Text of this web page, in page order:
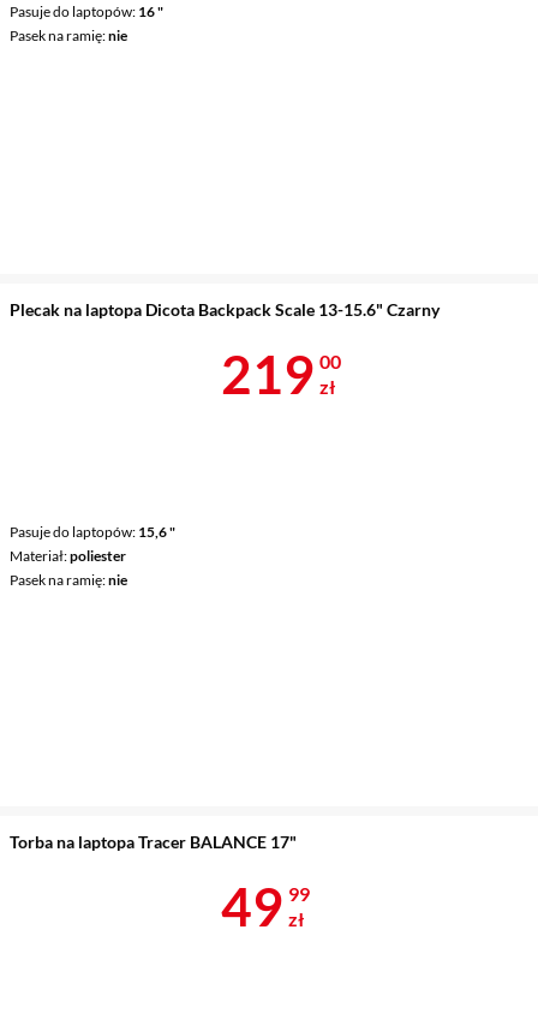
Pasuje do laptopów 16 "
Pasek na ramię nie
Plecak na laptopa Dicota Backpack Scale 13-15.6" Czarny
Pasuje do laptopów 15,6 "
Materiał poliester
Pasek na ramię nie
Cena 219 zł
219 00
zł
Torba na laptopa Tracer BALANCE 17"
Cena 49,99
49 99
zł